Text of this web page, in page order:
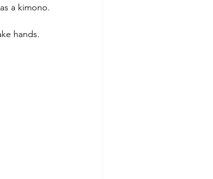
a kimono.
hands.